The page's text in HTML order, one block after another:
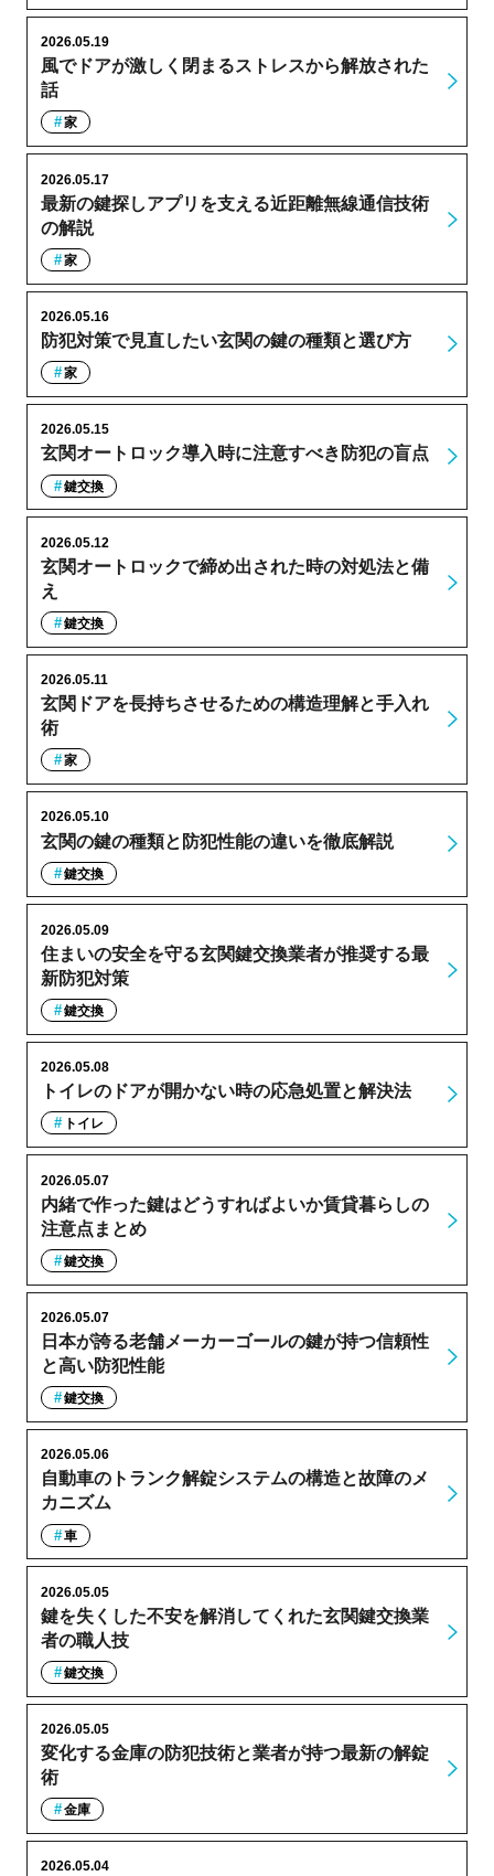
風でドアが激しく閉まるストレスから解放された
話
2026.05.19
家
最新の鍵探しアプリを支える近距離無線通信技術
の解説
2026.05.17
家
防犯対策で見直したい玄関の鍵の種類と選び方
2026.05.16
家
玄関オートロック導入時に注意すべき防犯の盲点
2026.05.15
鍵交換
玄関オートロックで締め出された時の対処法と備
え
2026.05.12
鍵交換
玄関ドアを長持ちさせるための構造理解と手入れ
術
2026.05.11
家
玄関の鍵の種類と防犯性能の違いを徹底解説
2026.05.10
鍵交換
住まいの安全を守る玄関鍵交換業者が推奨する最
新防犯対策
2026.05.09
鍵交換
トイレのドアが開かない時の応急処置と解決法
2026.05.08
トイレ
内緒で作った鍵はどうすればよいか賃貸暮らしの
注意点まとめ
2026.05.07
鍵交換
日本が誇る老舗メーカーゴールの鍵が持つ信頼性
と高い防犯性能
2026.05.07
鍵交換
自動車のトランク解錠システムの構造と故障のメ
カニズム
2026.05.06
車
鍵を失くした不安を解消してくれた玄関鍵交換業
者の職人技
2026.05.05
鍵交換
変化する金庫の防犯技術と業者が持つ最新の解錠
術
2026.05.05
金庫
2026.05.04